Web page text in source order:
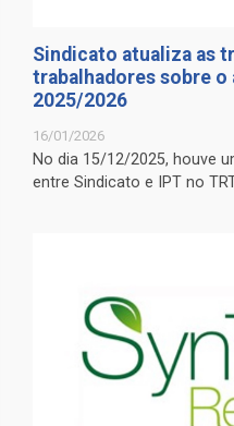
Sindicato atualiza as
trabalhadores sobre o
2025/2026
16/01/2026
No dia 15/12/2025, houve
entre Sindicato e IPT no